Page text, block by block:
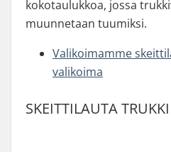
kokotaulukkoa, jossa
muunnetaan tuumiksi.
Valikoimamme
valikoima
SKEITTILAUTA